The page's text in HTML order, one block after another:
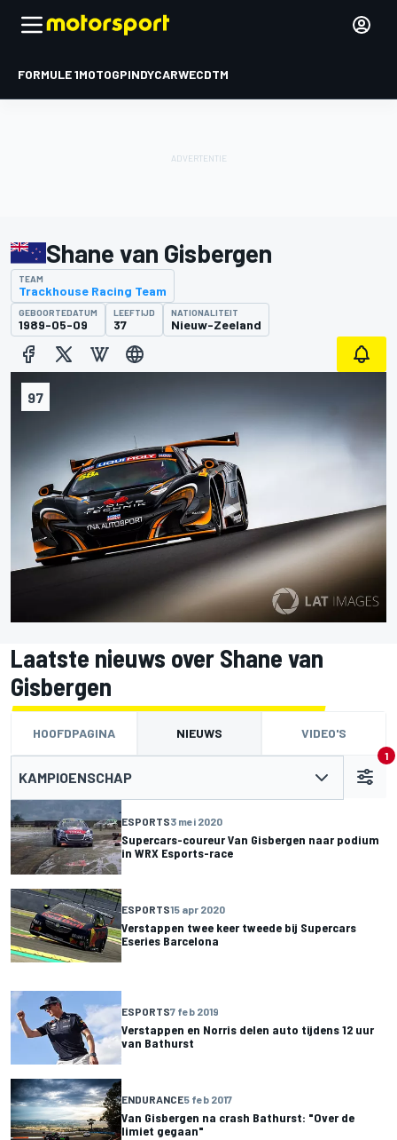
FORMULE 1MOTOGPINDYCARWECDTM
97
Shane van Gisbergen
TEAM
Trackhouse Racing Team
GEBOORTEDATUM
1989-05-09
LEEFTIJD
37
NATIONALITEIT
Nieuw-Zeeland
Laatste nieuws over Shane van
Gisbergen
HOOFDPAGINA NIEUWS VIDEO'S
KAMPIOENSCHAP
1
ESPORTS3 mei 2020
Supercars-coureur Van Gisbergen naar podium
in WRX Esports-race
ESPORTS15 apr 2020
Verstappen twee keer tweede bij Supercars
Eseries Barcelona
ESPORTS7 feb 2019
Verstappen en Norris delen auto tijdens 12 uur
van Bathurst
ENDURANCE5 feb 2017
Van Gisbergen na crash Bathurst: "Over de
limiet gegaan"